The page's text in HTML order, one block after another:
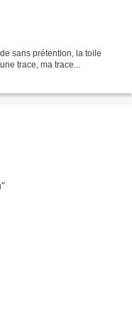
sans prétention, la toile
trace, ma trace...